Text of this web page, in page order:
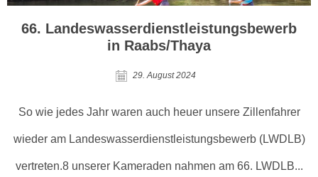
66. Landeswasserdienstleistungsbewerb
in Raabs/Thaya
29. August 2024
So wie jedes Jahr waren auch heuer unsere Zillenfahrer
wieder am Landeswasserdienstleistungsbewerb (LWDLB)
vertreten.8 unserer Kameraden nahmen am 66. LWDLB...